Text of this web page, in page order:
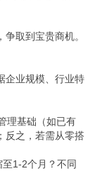
取到宝贵商机。
企业规模、行业特
理基础（如已有
反之，若需从零搭
1-2个月？不同